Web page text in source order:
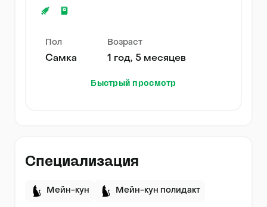
Пол
Самка
Возраст
1 год, 5 месяцев
Быстрый просмотр
Специализация
Мейн-кун Мейн-кун полидакт